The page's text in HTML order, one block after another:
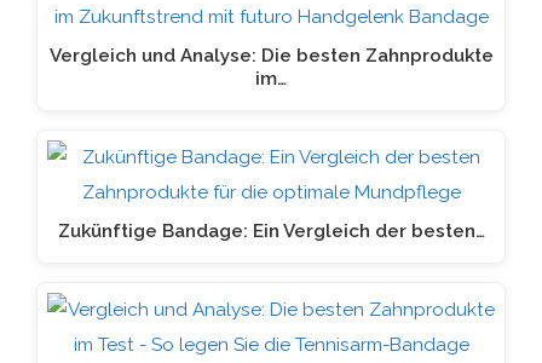
Vergleich und Analyse: Die besten Zahnprodukte
im…
Zukünftige Bandage: Ein Vergleich der besten…